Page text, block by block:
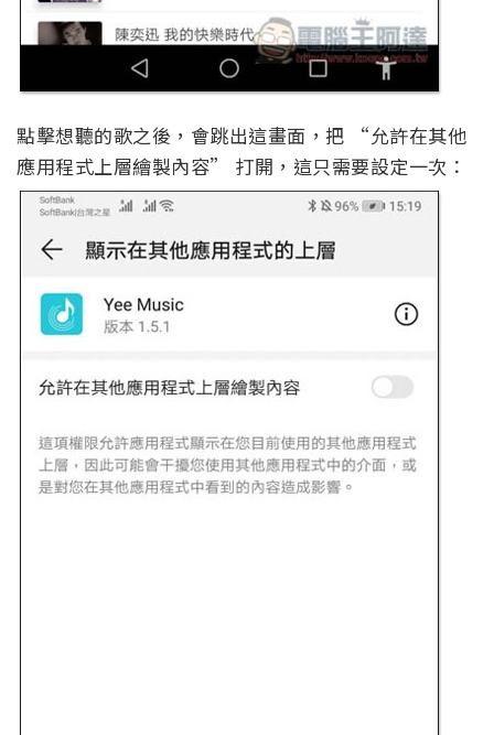
點擊想聽的歌之後，會跳出這畫面，把 “允許在其他
應用程式上層繪製內容” 打開，這只需要設定一次：